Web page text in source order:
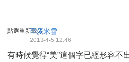
點選重新載入至愛米雪
2013-4-5 12:46
有時候覺得“美”這個字已經形容不